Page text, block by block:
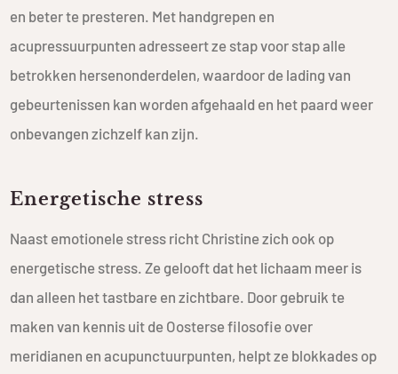
en beter te presteren. Met handgrepen en
acupressuurpunten adresseert ze stap voor stap alle
betrokken hersenonderdelen, waardoor de lading van
gebeurtenissen kan worden afgehaald en het paard weer
onbevangen zichzelf kan zijn.
Energetische stress
Naast emotionele stress richt Christine zich ook op
energetische stress. Ze gelooft dat het lichaam meer is
dan alleen het tastbare en zichtbare. Door gebruik te
maken van kennis uit de Oosterse filosofie over
meridianen en acupunctuurpunten, helpt ze blokkades op